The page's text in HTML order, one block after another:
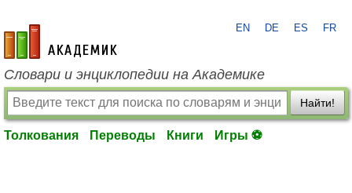
academic.ru
EN DE ES FR
Словари и энциклопедии на Академике
Найти!
Толкования Переводы Книги Игры ⚽